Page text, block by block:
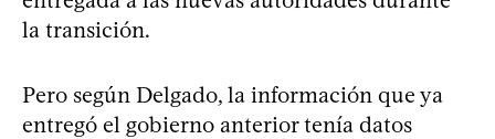
la transición.
Pero según Delgado, la información que ya
entregó el gobierno anterior tenía datos